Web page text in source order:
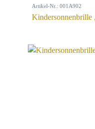
Artikel-Nr.: 001A902
Kindersonnenbrille